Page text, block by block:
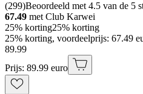
(299)Beoordeeld met 4.5 van de 5
67.49 met Club Karwei
25% korting25% korting
25% korting, voordeelprijs: 67.49
89.99
Prijs: 89.99 euro